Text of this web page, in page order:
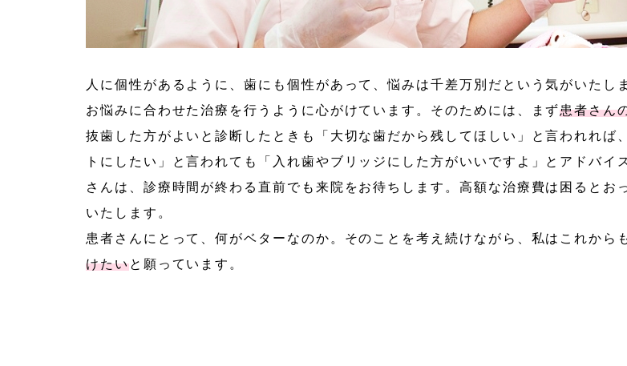
人に個性があるように、歯にも個性があって、悩みは千差万別だという気がいた
お悩みに合わせた治療を行うように心がけています。そのためには、まず患者さん
抜歯した方がよいと診断したときも「大切な歯だから残してほしい」と言われれ
トにしたい」と言われても「入れ歯やブリッジにした方がいいですよ」とアドバ
さんは、診療時間が終わる直前でも来院をお待ちします。高額な治療費は困ると
いたします。
患者さんにとって、何がベターなのか。そのことを考え続けながら、私はこれから
けたいと願っています。